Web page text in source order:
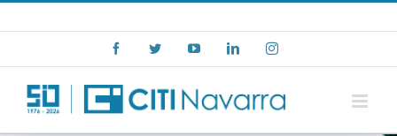
to
FacebookTwitter YouTubeLinkedInInstagram